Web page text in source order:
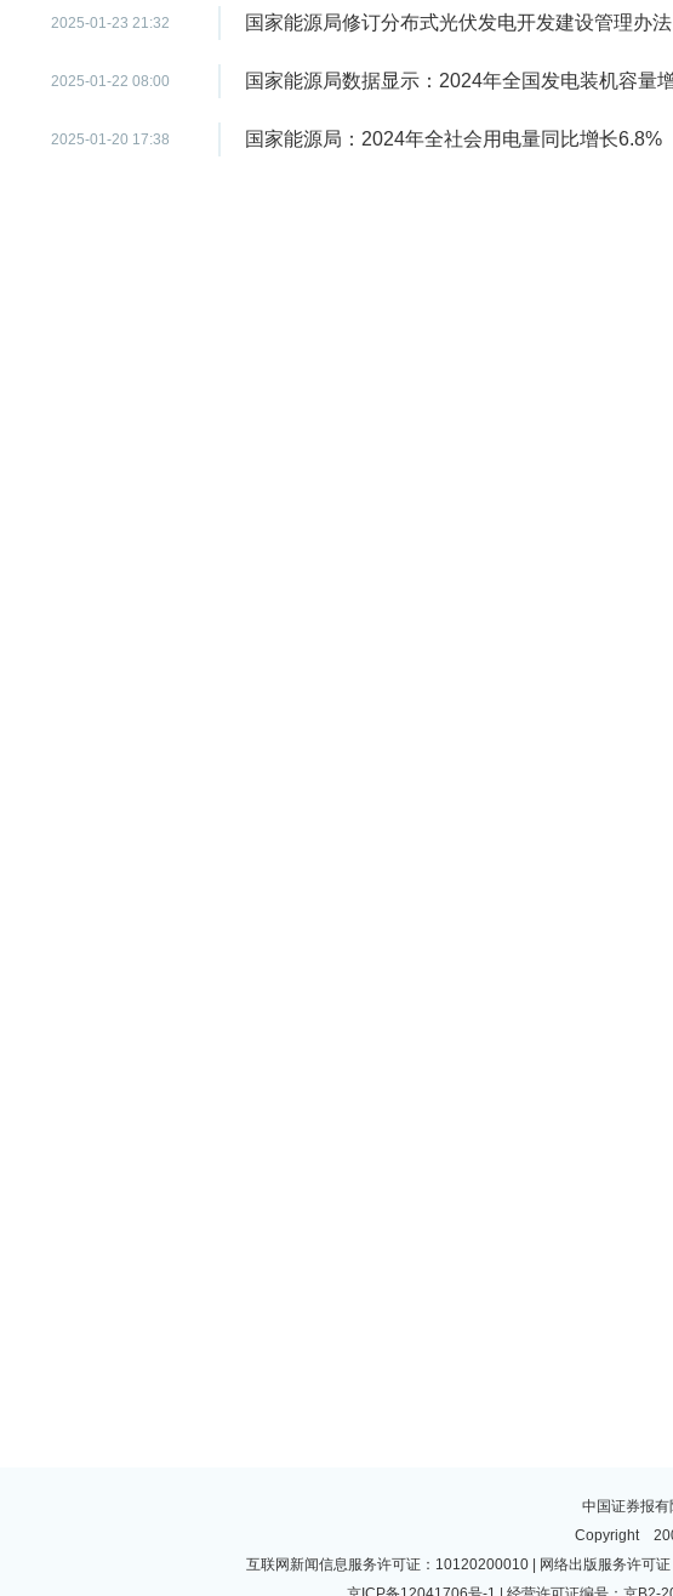
2025-01-23 21:32 国家能源局修订分布式光伏发电开发建设管理办法
2025-01-22 08:00 国家能源局数据显示：2024年全国发电装机容量
2025-01-20 17:38 国家能源局：2024年全社会用电量同比增长6.8%
中国证券报有
Copyright
互联网新闻信息服务许可证：10120200010 | 网络出版服务许可